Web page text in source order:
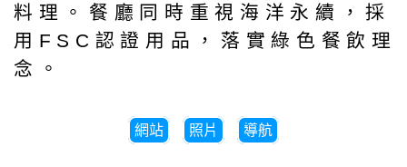
料理。餐廳同時重視海洋永續，採
用FSC認證用品，落實綠色餐飲理
念。
網站 照片 導航